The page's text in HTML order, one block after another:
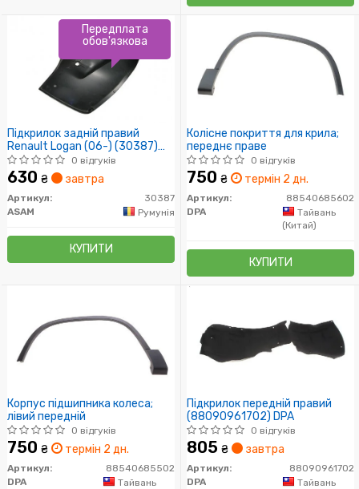
Підкрилок задній правий
Renault Logan (06-) (30387)
Asam
0 відгуків
630 ₴ завтра
Артикул:
30387
ASAM
Румунія
КУПИТИ
Передплата
обов'язкова
Колісне покриття для крила;
переднє праве
0 відгуків
750 ₴ термін 2 дн.
Артикул:
88540685602
DPA
Тайвань
(Китай)
КУПИТИ
Корпус підшипника колеса;
лівий передній
0 відгуків
750 ₴ термін 2 дн.
Артикул:
88540685502
DPA
Тайвань
Підкрилок передній правий
(88090961702) DPA
0 відгуків
805 ₴ завтра
Артикул:
88090961702
DPA
Тайвань